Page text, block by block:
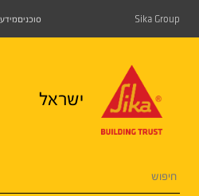
Sika Group סוכנים
ישראל